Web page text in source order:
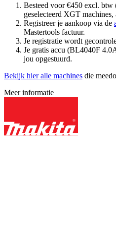
Besteed voor €450 excl.
geselecteerd XGT machines,
Registreer je aankoop via de
Mastertools factuur.
Je registratie wordt
Je gratis accu (BL4040F
jou opgestuurd.
Bekijk hier alle machines die
Meer informatie